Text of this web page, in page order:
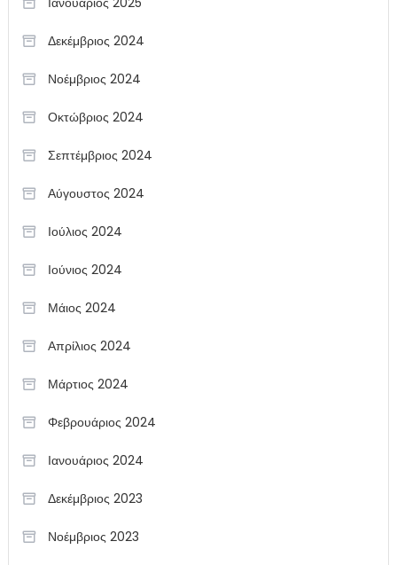
Δεκέμβριος 2024
Νοέμβριος 2024
Οκτώβριος 2024
Σεπτέμβριος 2024
Αύγουστος 2024
Ιούλιος 2024
Ιούνιος 2024
Μάιος 2024
Απρίλιος 2024
Μάρτιος 2024
Φεβρουάριος 2024
Ιανουάριος 2024
Δεκέμβριος 2023
Νοέμβριος 2023